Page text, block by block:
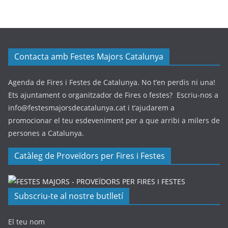
Contacta amb Festes Majors Catalunya
Agenda de Fires i Festes de Catalunya. No t’en perdis ni una!
Ets ajuntament o organitzador de Fires o festes? Escriu-nos a
info@festesmajorsdecatalunya.cat i t’ajudarem a
promocionar el teu esdeveniment per a que arribi a milers de
persones a Catalunya.
Catàleg de Proveïdors per Fires i Festes
Subscriu-te al nostre butlletí
El teu nom